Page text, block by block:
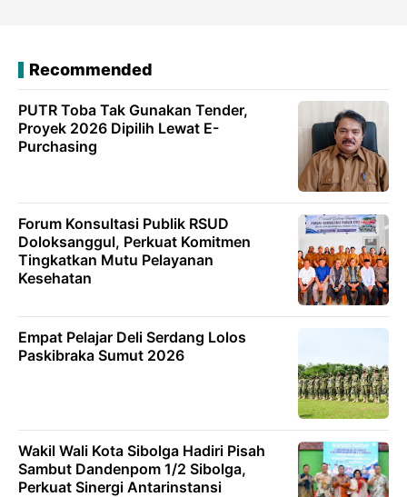
Recommended
PUTR Toba Tak Gunakan Tender,
Proyek 2026 Dipilih Lewat E-
Purchasing
Forum Konsultasi Publik RSUD
Doloksanggul, Perkuat Komitmen
Tingkatkan Mutu Pelayanan
Kesehatan
Empat Pelajar Deli Serdang Lolos
Paskibraka Sumut 2026
Wakil Wali Kota Sibolga Hadiri Pisah
Sambut Dandenpom 1/2 Sibolga,
Perkuat Sinergi Antarinstansi